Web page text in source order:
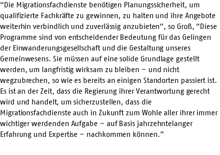
“Die Migrationsfachdienste benötigen Planungssicherheit, um
qualifizierte Fachkräfte zu gewinnen, zu halten und ihre Angebote
weiterhin verbindlich und zuverlässig anzubieten“, so Groß, “Diese
Programme sind von entscheidender Bedeutung für das Gelingen
der Einwanderungsgesellschaft und die Gestaltung unseres
Gemeinwesens. Sie müssen auf eine solide Grundlage gestellt
werden, um langfristig wirksam zu bleiben – und nicht
wegzubrechen, so wie es bereits an einigen Standorten passiert ist.
Es ist an der Zeit, dass die Regierung ihrer Verantwortung gerecht
wird und handelt, um sicherzustellen, dass die
Migrationsfachdienste auch in Zukunft zum Wohle aller ihrer immer
wichtiger werdenden Aufgabe – auf Basis jahrzehntelanger
Erfahrung und Expertise – nachkommen können.”